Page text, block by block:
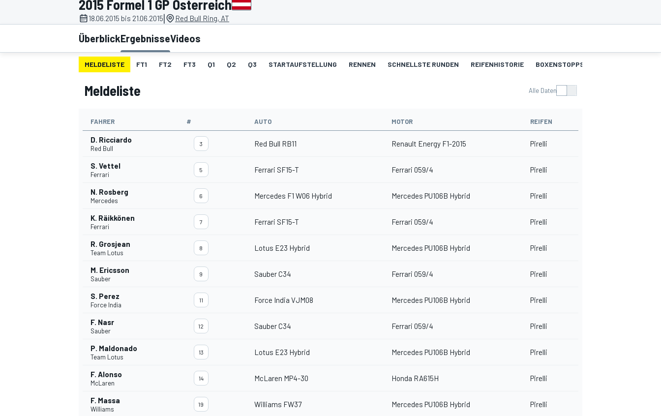
MOTOGP
2015 Formel 1 GP Österreich
18.06.2015 bis 21.06.2015| Red Bull Ring, AT
ÜberblickErgebnisseVideos
MELDELISTE FT1 FT2 FT3 Q1 Q2 Q3 STARTAUFSTELLUNG RENNEN SCHNELLSTE RUNDEN REIFENHISTORIE BOXENSTOPPS
Meldeliste Alle Daten
FAHRER # AUTO MOTOR REIFEN
D. Ricciardo
Red Bull
3 Red Bull RB11 Renault Energy F1-2015 Pirelli
S. Vettel
Ferrari
5 Ferrari SF15-T Ferrari 059/4 Pirelli
N. Rosberg
Mercedes
6 Mercedes F1 W06 Hybrid Mercedes PU106B Hybrid Pirelli
K. Räikkönen
Ferrari
7 Ferrari SF15-T Ferrari 059/4 Pirelli
R. Grosjean
Team Lotus
8 Lotus E23 Hybrid Mercedes PU106B Hybrid Pirelli
M. Ericsson
Sauber
9 Sauber C34 Ferrari 059/4 Pirelli
S. Perez
Force India
11 Force India VJM08 Mercedes PU106B Hybrid Pirelli
F. Nasr
Sauber
12 Sauber C34 Ferrari 059/4 Pirelli
P. Maldonado
Team Lotus
13 Lotus E23 Hybrid Mercedes PU106B Hybrid Pirelli
F. Alonso
McLaren
14 McLaren MP4-30 Honda RA615H Pirelli
F. Massa
Williams
19 Williams FW37 Mercedes PU106B Hybrid Pirelli